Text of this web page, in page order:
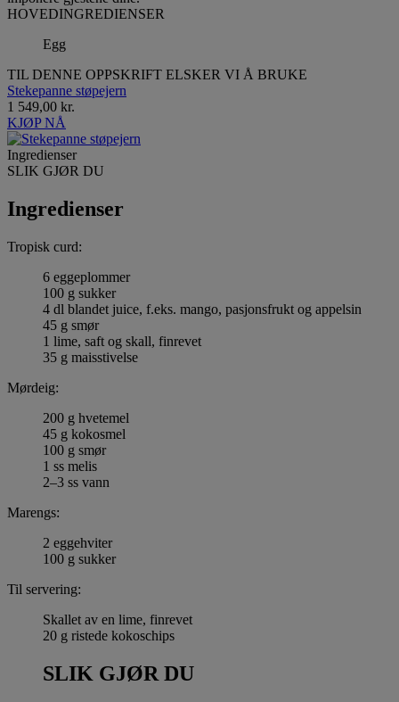
HOVEDINGREDIENSER
Egg
TIL DENNE OPPSKRIFT ELSKER VI Å BRUKE
Stekepanne støpejern
1 549,00 kr.
KJØP NÅ
Ingredienser
SLIK GJØR DU
Ingredienser
Tropisk curd:
6 eggeplommer
100 g sukker
4 dl blandet juice, f.eks. mango, pasjonsfrukt og appelsin
45 g smør
1 lime, saft og skall, finrevet
35 g maisstivelse
Mørdeig:
200 g hvetemel
45 g kokosmel
100 g smør
1 ss melis
2–3 ss vann
Marengs:
2 eggehviter
100 g sukker
Til servering:
Skallet av en lime, finrevet
20 g ristede kokoschips
SLIK GJØR DU